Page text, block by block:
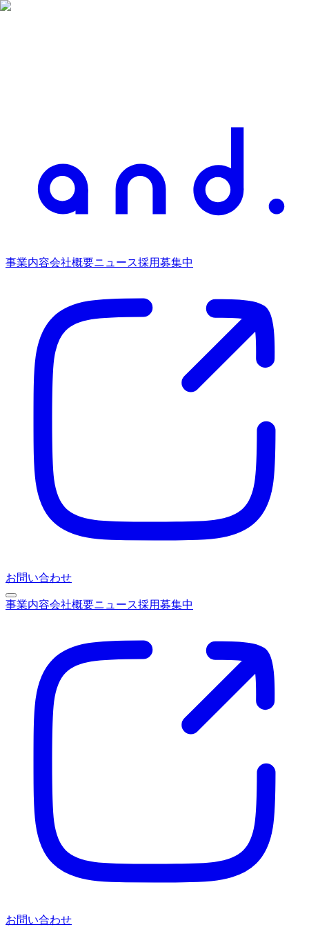
事業内容会社概要ニュース採用募集中
お問い合わせ
事業内容会社概要ニュース採用募集中
お問い合わせ